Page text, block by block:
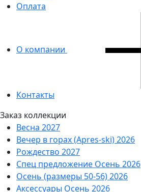
Оплата
О компании
Контакты
Заказ коллекции
Весна 2027
Вечер в горах (Apres-ski) 2026
Рождество 2027
Спец предложение Осень 2026
Осень (размеры 50-56) 2026
Аксессуары Осень 2026